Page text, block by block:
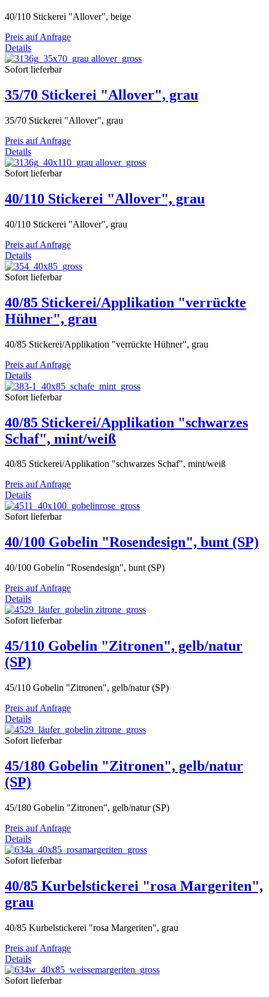
40/110 Stickerei "Allover", beige
Preis auf Anfrage
Details
Sofort lieferbar
35/70 Stickerei "Allover", grau
35/70 Stickerei "Allover", grau
Preis auf Anfrage
Details
Sofort lieferbar
40/110 Stickerei "Allover", grau
40/110 Stickerei "Allover", grau
Preis auf Anfrage
Details
Sofort lieferbar
40/85 Stickerei/Applikation "verrückte
Hühner", grau
40/85 Stickerei/Applikation "verrückte Hühner", grau
Preis auf Anfrage
Details
Sofort lieferbar
40/85 Stickerei/Applikation "schwarzes
Schaf", mint/weiß
40/85 Stickerei/Applikation "schwarzes Schaf", mint/weiß
Preis auf Anfrage
Details
Sofort lieferbar
40/100 Gobelin "Rosendesign", bunt (SP)
40/100 Gobelin "Rosendesign", bunt (SP)
Preis auf Anfrage
Details
Sofort lieferbar
45/110 Gobelin "Zitronen", gelb/natur
(SP)
45/110 Gobelin "Zitronen", gelb/natur (SP)
Preis auf Anfrage
Details
Sofort lieferbar
45/180 Gobelin "Zitronen", gelb/natur
(SP)
45/180 Gobelin "Zitronen", gelb/natur (SP)
Preis auf Anfrage
Details
Sofort lieferbar
40/85 Kurbelstickerei "rosa Margeriten",
grau
40/85 Kurbelstickerei "rosa Margeriten", grau
Preis auf Anfrage
Details
Sofort lieferbar